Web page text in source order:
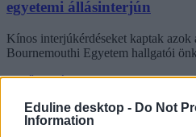
Eduline desktop - Do Not
Information
egyetemi állásinterjún
Kínos interjúkérdéseket kaptak azok
Bournemouthi Egyetem hallgatói
Felsőoktatás